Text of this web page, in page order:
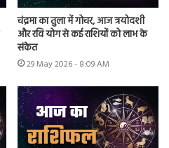
चंद्रमा का तुला में गोचर, आज त्रयोदशी
और रवि योग से कई राशियों को लाभ के
संकेत
29 May 2026 - 8:09 AM